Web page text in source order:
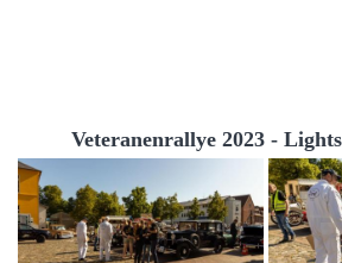
Veteranenrallye 2023 -